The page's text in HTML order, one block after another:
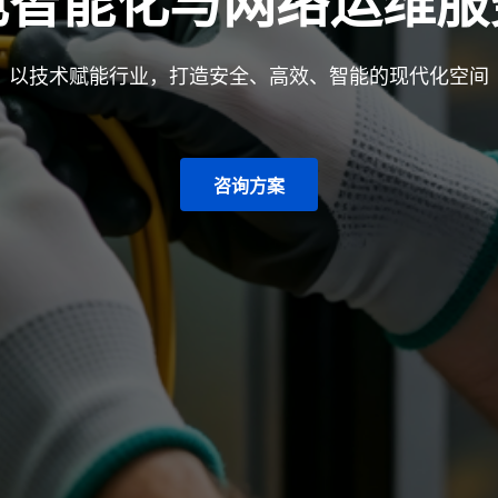
以技术赋能行业，打造安全、高效、智能的现代化空间
咨询方案